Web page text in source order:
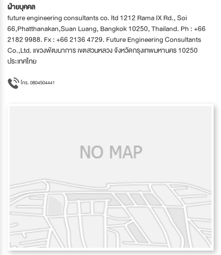
ฝ่ายบุคคล
future engineering consultants co. ltd 1212 Rama IX Rd., Soi
66,Phatthanakan,Suan Luang, Bangkok 10250, Thailand. Ph : +66
2182 9988. Fx : +66 2136 4729. Future Engineering Consultants
Co.,Ltd. แขวงพัฒนาการ เขตสวนหลวง จังหวัดกรุงเทพมหานคร 10250
ประเทศไทย
โทร. 0804504441